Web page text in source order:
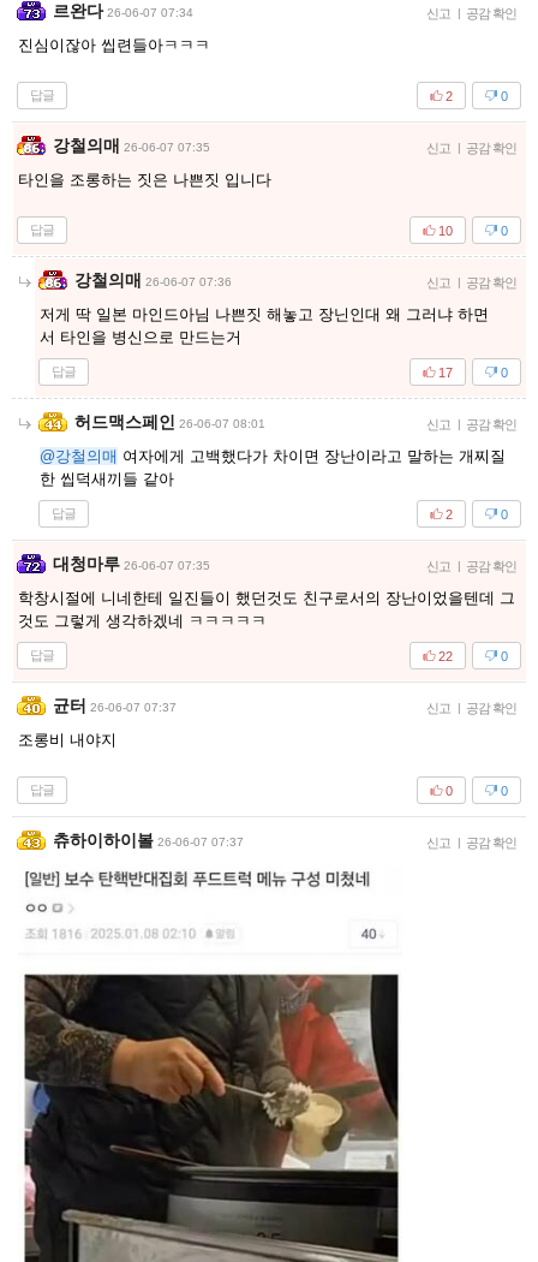
르완다 26-06-07 07:34 신고 | 공감 확인
진심이잖아 씹련들아ㅋㅋㅋ
답글 0
2
강철의매 26-06-07 07:35 신고 | 공감 확인
타인을 조롱하는 짓은 나쁜짓 입니다
답글 0
10
강철의매 26-06-07 07:36 신고 | 공감 확인
저게 딱 일본 마인드아님 나쁜짓 해놓고 장닌인대 왜 그러냐 하면
서 타인을 병신으로 만드는거
답글 0
17
허드맥스페인 26-06-07 08:01 신고 | 공감 확인
@강철의매 여자에게 고백했다가 차이면 장난이라고 말하는 개찌질
한 씹덕새끼들 같아
답글 0
2
대청마루 26-06-07 07:35 신고 | 공감 확인
학창시절에 니네한테 일진들이 했던것도 친구로서의 장난이었을텐데 그
것도 그렇게 생각하겠네 ㅋㅋㅋㅋㅋ
답글 0
22
균터 26-06-07 07:37 신고 | 공감 확인
조롱비 내야지
답글 0
0
츄하이하이볼 26-06-07 07:37 신고 | 공감 확인